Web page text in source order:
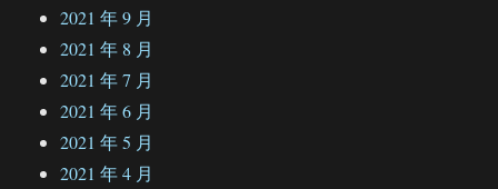
2021 年 9 月
2021 年 8 月
2021 年 7 月
2021 年 6 月
2021 年 5 月
2021 年 4 月